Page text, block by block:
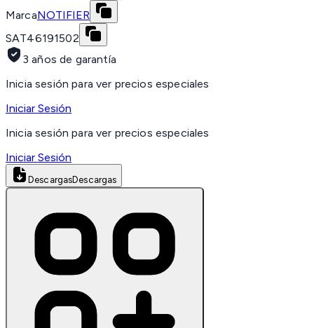
MarcaNOTIFIER
SAT46191502
3 años de garantía
Inicia sesión para ver precios especiales
Iniciar Sesión
Inicia sesión para ver precios especiales
Iniciar Sesión
DescargasDescargas